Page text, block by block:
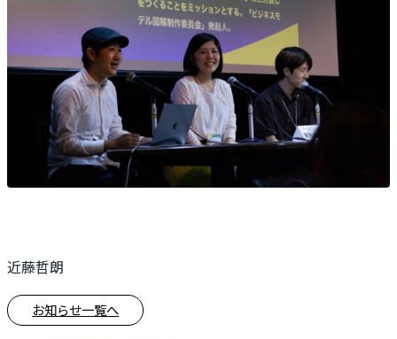
近藤哲朗
お知らせ一覧へ